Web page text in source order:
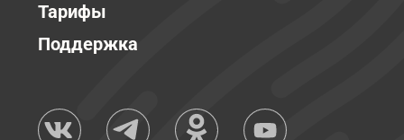
Тарифы
Поддержка